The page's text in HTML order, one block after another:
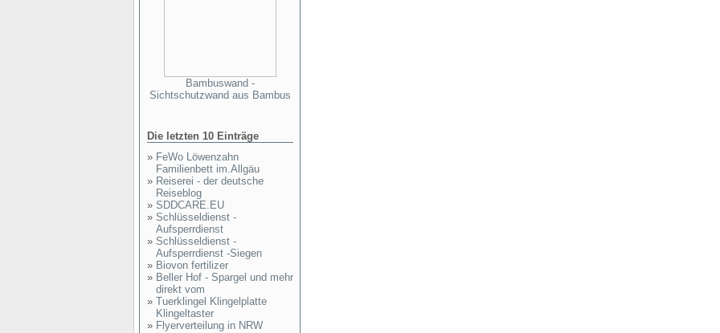
Bambuswand -
Sichtschutzwand aus Bambus
Die letzten 10 Einträge
» FeWo Löwenzahn
Familienbett im.Allgäu
» Reiserei - der deutsche
Reiseblog
» SDDCARE.EU
» Schlüsseldienst -
Aufsperrdienst
» Schlüsseldienst -
Aufsperrdienst -Siegen
» Biovon fertilizer
» Beller Hof - Spargel und mehr
direkt vom
» Tuerklingel Klingelplatte
Klingeltaster
» Flyerverteilung in NRW